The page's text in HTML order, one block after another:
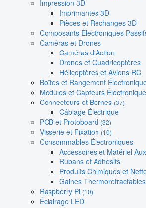
Impression 3D
Imprimantes 3D
Pièces et Rechanges 3D
Composants Électroniques
Caméras et Drones
Caméras d'Action
Drones et Quadricoptères
Hélicoptères et Avions RC
Boîtes et Rangement
Modules et Capteurs
Connecteurs et Bornes (37)
Câblage Électrique
PCB et Protoboard (32)
Visserie et Fixation (10)
Consommables Électroniques
Accessoires et Matériel
Rubans et Adhésifs
Produits Chimiques et
Gaines Thermorétractables
Raspberry Pi (10)
Éclairage LED